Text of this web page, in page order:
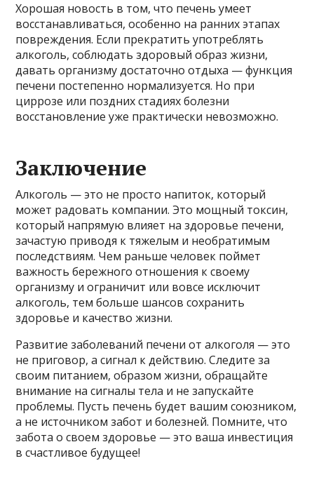
Хорошая новость в том, что печень умеет
восстанавливаться, особенно на ранних этапах
повреждения. Если прекратить употреблять
алкоголь, соблюдать здоровый образ жизни,
давать организму достаточно отдыха — функция
печени постепенно нормализуется. Но при
циррозе или поздних стадиях болезни
восстановление уже практически невозможно.
Заключение
Алкоголь — это не просто напиток, который
может радовать компании. Это мощный токсин,
который напрямую влияет на здоровье печени,
зачастую приводя к тяжелым и необратимым
последствиям. Чем раньше человек поймет
важность бережного отношения к своему
организму и ограничит или вовсе исключит
алкоголь, тем больше шансов сохранить
здоровье и качество жизни.
Развитие заболеваний печени от алкоголя — это
не приговор, а сигнал к действию. Следите за
своим питанием, образом жизни, обращайте
внимание на сигналы тела и не запускайте
проблемы. Пусть печень будет вашим союзником,
а не источником забот и болезней. Помните, что
забота о своем здоровье — это ваша инвестиция
в счастливое будущее!